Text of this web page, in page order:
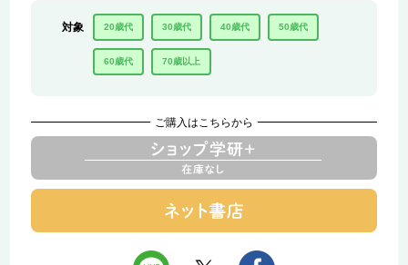
対象 20歳代 30歳代 40歳代 50歳代
60歳代 70歳以上
ご購入はこちらから